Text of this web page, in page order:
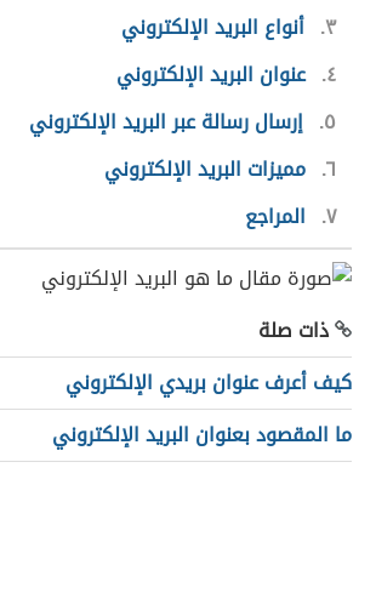
٣ أنواع البريد الإلكتروني
٤ عنوان البريد الإلكتروني
٥ إرسال رسالة عبر البريد الإلكتروني
٦ مميزات البريد الإلكتروني
٧ المراجع
ذات صلة
كيف أعرف عنوان بريدي الإلكتروني
ما المقصود بعنوان البريد الإلكتروني